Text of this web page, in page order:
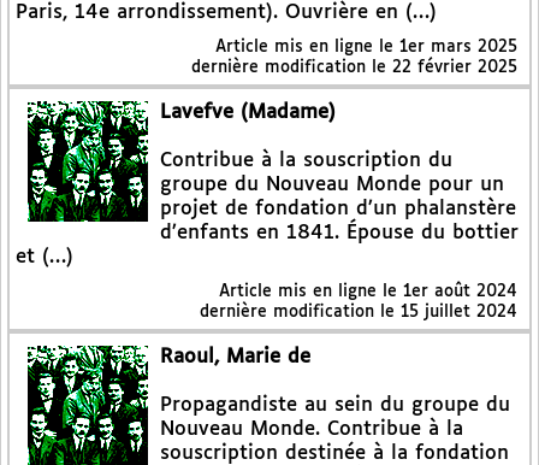
Paris, 14e arrondissement). Ouvrière en (…)
Article mis en ligne le 1er mars 2025
dernière modification le 22 février 2025
Lavefve (Madame)
Contribue à la souscription du
groupe du Nouveau Monde pour un
projet de fondation d’un phalanstère
d’enfants en 1841. Épouse du bottier
et (…)
Article mis en ligne le 1er août 2024
dernière modification le 15 juillet 2024
Raoul, Marie de
Propagandiste au sein du groupe du
Nouveau Monde. Contribue à la
souscription destinée à la fondation